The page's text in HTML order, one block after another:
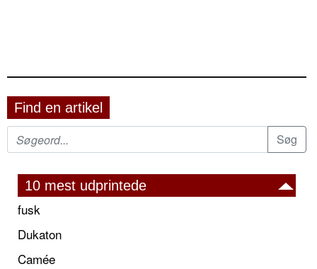
Find en artikel
10 mest udprintede
fusk
Dukaton
Camée